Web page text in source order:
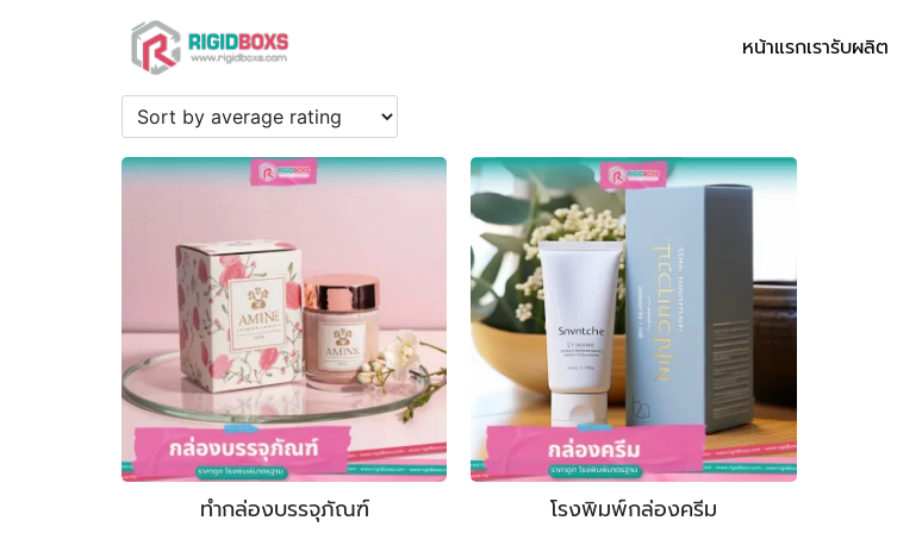
หน้าแรกเรารับผลิต
ทำกล่องบรรจุภัณฑ์ โรงพิมพ์กล่องครีม